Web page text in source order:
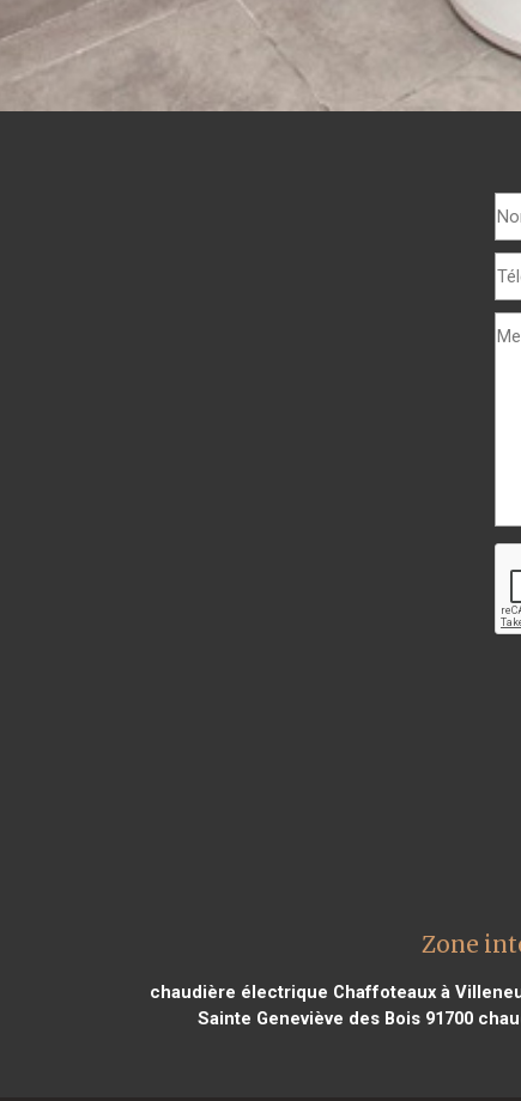
Zone
chaudière électrique Chaffoteaux à
Sainte Geneviève des Bois 91700